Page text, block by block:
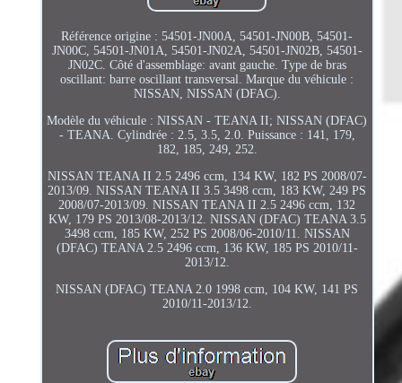
Référence origine : 54501-JN00A, 54501-JN00B, 54501-
JN00C, 54501-JN01A, 54501-JN02A, 54501-JN02B, 54501-
JN02C. Côté d'assemblage: avant gauche. Type de bras
oscillant: barre oscillant transversal. Marque du véhicule :
NISSAN, NISSAN (DFAC).
Modèle du véhicule : NISSAN - TEANA II; NISSAN (DFAC)
- TEANA. Cylindrée : 2.5, 3.5, 2.0. Puissance : 141, 179,
182, 185, 249, 252.
NISSAN TEANA II 2.5 2496 ccm, 134 KW, 182 PS 2008/07-
2013/09. NISSAN TEANA II 3.5 3498 ccm, 183 KW, 249 PS
2008/07-2013/09. NISSAN TEANA II 2.5 2496 ccm, 132
KW, 179 PS 2013/08-2013/12. NISSAN (DFAC) TEANA 3.5
3498 ccm, 185 KW, 252 PS 2008/06-2010/11. NISSAN
(DFAC) TEANA 2.5 2496 ccm, 136 KW, 185 PS 2010/11-
2013/12.
NISSAN (DFAC) TEANA 2.0 1998 ccm, 104 KW, 141 PS
2010/11-2013/12.